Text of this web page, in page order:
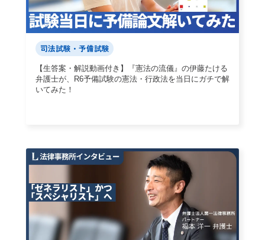
司法試験・予備試験
【生答案・解説動画付き】『憲法の流儀』の伊藤たける
弁護士が、R6予備試験の憲法・行政法を当日にガチで解
いてみた！